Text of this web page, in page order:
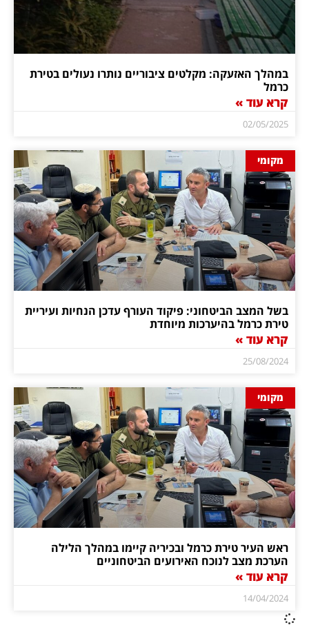
במהלך האזעקה: מקלטים ציבוריים נותרו נעולים בטירת
כרמל
קרא עוד »
02/05/2025
מקומי
בשל המצב הביטחוני: פיקוד העורף עדכן הנחיות ועיריית
טירת כרמל בהיערכות מיוחדת
קרא עוד »
25/08/2024
מקומי
ראש העיר טירת כרמל ובכיריה קיימו במהלך הלילה
הערכת מצב לנוכח האירועים הביטחוניים
קרא עוד »
14/04/2024